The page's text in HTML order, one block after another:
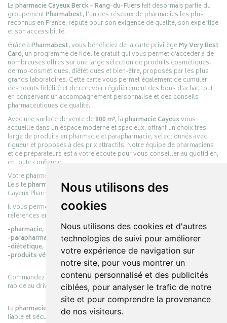
Nous utilisons des
cookies
Nous utilisons des cookies et d'autres
technologies de suivi pour améliorer
votre expérience de navigation sur
notre site, pour vous montrer un
contenu personnalisé et des publicités
ciblées, pour analyser le trafic de notre
site et pour comprendre la provenance
de nos visiteurs.
Lapharmacie Cayeux Berck – Rang-du-Fliersfait désormais partie du
groupementPharmabest, l’un des réseaux de pharmacies les plus
reconnus en France, réputé pour son exigence de qualité, son expertise
et son accessibilité.
Grâce àPharmabest, vous bénéficiez de la carte privilègeMy Very Best
Card, un programme de fidélité gratuit qui vous permet d’accéder à de
nombreuses offres sur une large sélection de produits cosmétiques,
dermo-cosmétiques, diététiques et bien-être, proposés par les plus
grands laboratoires. Cette carte vous permet également de cumuler
des points fidélité et de recevoir régulièrement des bons d’achat, tout
en conservant un accompagnement personnalisé et des conseils
pharmaceutiques de qualité.
Avec une surface de vente de800 m², lapharmacie Cayeuxvous
accueille dans un espace moderne et spacieux, offrant un choix très
large de produits en pharmacie et parapharmacie, sélectionnés avec
rigueur et proposés à des prix attractifs. Notre équipe de pharmaciens
et de préparateurs est à votre écoute pour vous conseiller au quotidien,
en toute confiance.
Votre pharmacie en ligne :
Le sitepharmacie-cayeux.frest le prolongement digital de la pharmacie
Cayeux Pharmabest Berck-sur-Mer – Rang-du-Fliers.
Il vous permet de réaliser vos achats en ligne parmi des milliers de
références en :
-pharmacie,
-parapharmacie,
-diététique,
-produits vétérinaires.
Commandez simplement vos produits en ligne et choisissez le retrait
rapide au drive ou la livraison à domicile, en toute simplicité.
Lapharmacie Cayeuxs’engage à vous offrir une expérience pratique,
fiable et sécurisée, en officine comme en ligne, au service de votre